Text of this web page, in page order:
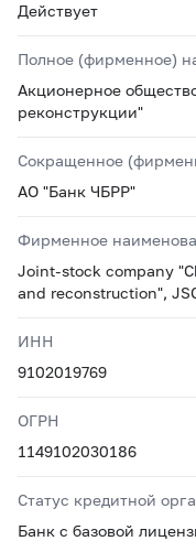
Действует
Полное (фирменное)
Акционерное
реконструкции"
Сокращенное
АО "Банк ЧБРР"
Фирменное
Joint-stock company
and reconstruction",
ИНН
9102019769
ОГРН
1149102030186
Статус кредитной
Банк с базовой